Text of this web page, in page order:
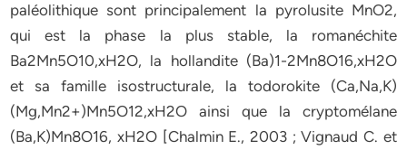
paléolithique sont principalement la pyrolusite MnO2,
qui est la phase la plus stable, la romanéchite
Ba2Mn5O10,xH2O, la hollandite (Ba)1-2Mn8O16,xH2O
et sa famille isostructurale, la todorokite (Ca,Na,K)
(Mg,Mn2+)Mn5O12,xH2O ainsi que la cryptomélane
(Ba,K)Mn8O16, xH2O [Chalmin E., 2003 ; Vignaud C. et